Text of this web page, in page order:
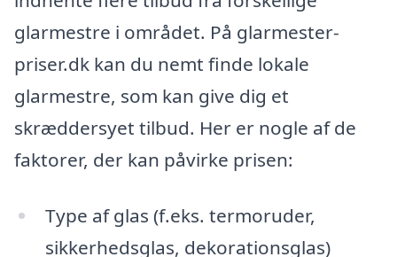
glarmestre i området. På glarmester-
priser.dk kan du nemt finde lokale
glarmestre, som kan give dig et
skræddersyet tilbud. Her er nogle af de
faktorer, der kan påvirke prisen:
Type af glas (f.eks. termoruder,
sikkerhedsglas, dekorationsglas)